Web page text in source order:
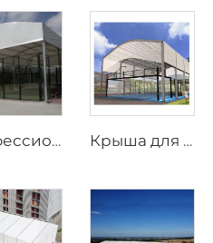
Профессиональная конструкция падел-корта из стали и стекла | Водонепроницаемый наружный спортивный тент с теневым клапаном для теннисных объектов
Крыша для площадки для падел-тенниса по заводским ценам, изготавливаемая на заказ | Быстросборный алюминиевый навес для развития открытых спортивных площадок